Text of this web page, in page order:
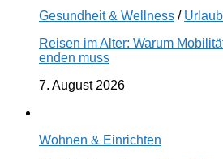
Gesundheit & Wellness /
Reisen im Alter: Warum
enden muss
7. August 2026
Wohnen & Einrichten